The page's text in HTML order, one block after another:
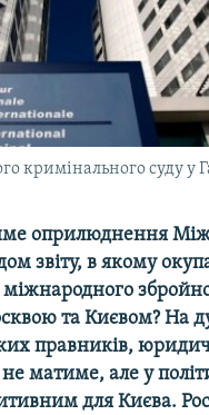
КРИМУ
кримінального суду у
оприлюднення
звіту, в якому
та Києвом? На
правників,
не матиме, але у
для Києва.